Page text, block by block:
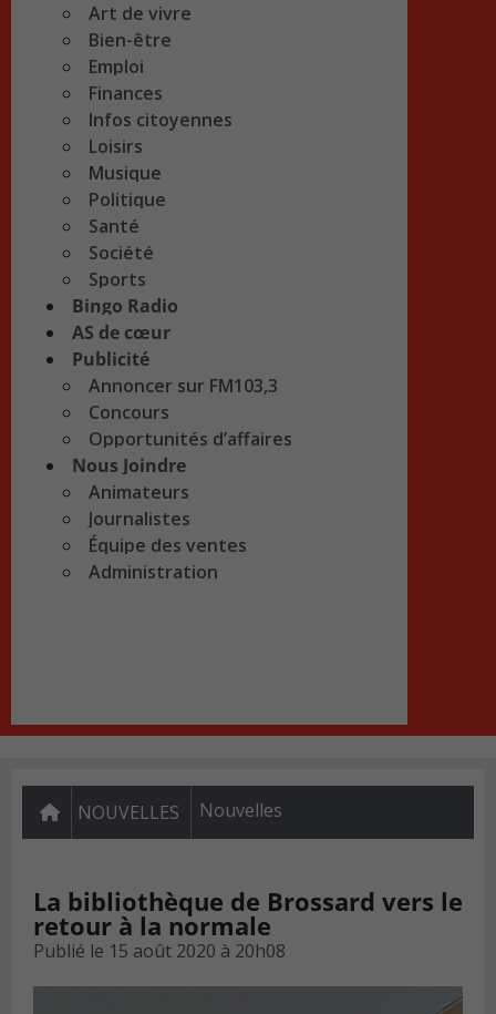
Art de vivre
Bien-être
Emploi
Finances
Infos citoyennes
Loisirs
Musique
Politique
Santé
Société
Sports
Bingo Radio
AS de cœur
Publicité
Annoncer sur FM103,3
Concours
Opportunités d’affaires
Nous Joindre
Animateurs
Journalistes
Équipe des ventes
Administration
NOUVELLES Nouvelles
La bibliothèque de Brossard vers le
retour à la normale
Publié le 15 août 2020 à 20h08